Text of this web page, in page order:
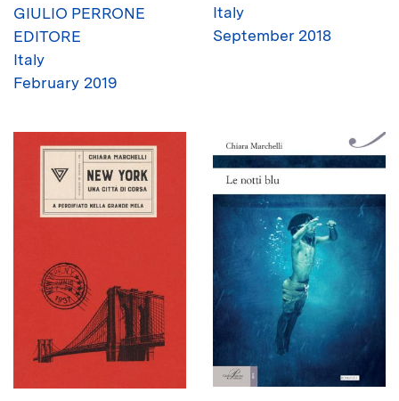
GIULIO PERRONE
EDITORE
Italy
February 2019
Italy
September 2018